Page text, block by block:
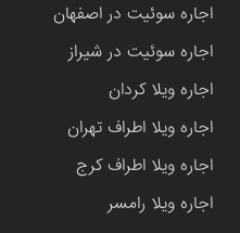
اجاره سوئیت در اصفهان
اجاره سوئیت در شیراز
اجاره ویلا کردان
اجاره ویلا اطراف تهران
اجاره ویلا اطراف کرج
اجاره ویلا رامسر